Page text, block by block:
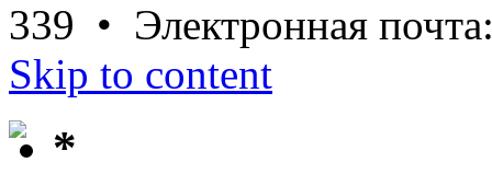
339 • Электронная
Skip to content
*